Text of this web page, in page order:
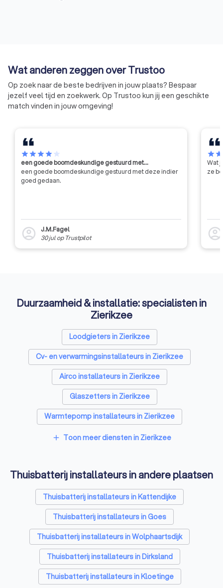
Wat anderen zeggen over Trustoo
Op zoek naar de beste bedrijven in jouw plaats? Bespaar
jezelf veel tijd en zoekwerk. Op Trustoo kun jij een geschikte
match vinden in jouw omgeving!
starstarstarstarstar
een goede boomdeskundige gestuurd met…
een goede boomdeskundige gestuurd met deze indier
goed gedaan.
account_circle
J.M.Fagel
30 julop Trustpilot
starstar
Wat
ze
account_circle
Duurzaamheid & installatie: specialisten in
Zierikzee
Loodgieters in Zierikzee
Cv- en verwarmingsinstallateurs in Zierikzee
Airco installateurs in Zierikzee
Glaszetters in Zierikzee
Warmtepomp installateurs in Zierikzee
Kozijnen specialisten in Zierikzee
Energielabel adviseurs in Zierikzee
add Toon meer diensten in Zierikzee
Thuisbatterij installateurs in andere plaatsen
Thuisbatterij installateurs in Kattendijke
Thuisbatterij installateurs in Goes
Thuisbatterij installateurs in Wolphaartsdijk
Thuisbatterij installateurs in Dirksland
Thuisbatterij installateurs in Kloetinge